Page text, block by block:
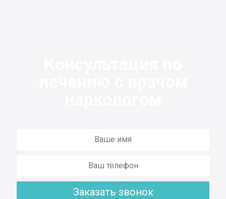
Заказать звонок